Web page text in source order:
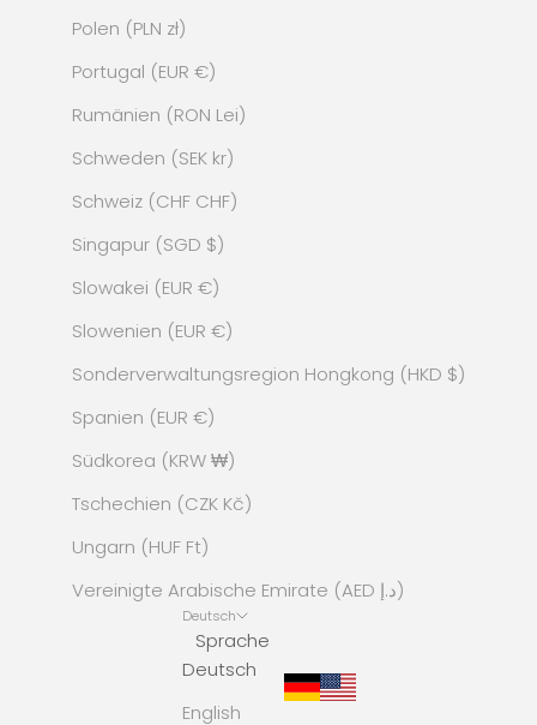
Polen (PLN zł)
Portugal (EUR €)
Rumänien (RON Lei)
Schweden (SEK kr)
Schweiz (CHF CHF)
Singapur (SGD $)
Slowakei (EUR €)
Slowenien (EUR €)
Sonderverwaltungsregion Hongkong (HKD $)
Spanien (EUR €)
Südkorea (KRW ₩)
Tschechien (CZK Kč)
Ungarn (HUF Ft)
Vereinigte Arabische Emirate (AED د.إ)
Deutsch
Sprache
Deutsch
English